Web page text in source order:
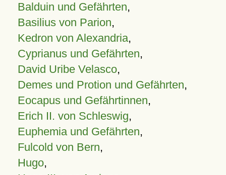
Balduin und Gefährten,
Basilius von Parion,
Kedron von Alexandria,
Cyprianus und Gefährten,
David Uribe Velasco,
Demes und Protion und Gefährten,
Eocapus und Gefährtinnen,
Erich II. von Schleswig,
Euphemia und Gefährten,
Fulcold von Bern,
Hugo,